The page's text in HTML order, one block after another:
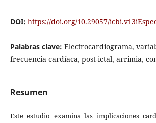
DOI: https://doi.org/10.29057/
Palabras clave: Electrocardiograma,
frecuencia cardíaca, post-ictal, arrimia,
Resumen
Este estudio examina las implicaciones